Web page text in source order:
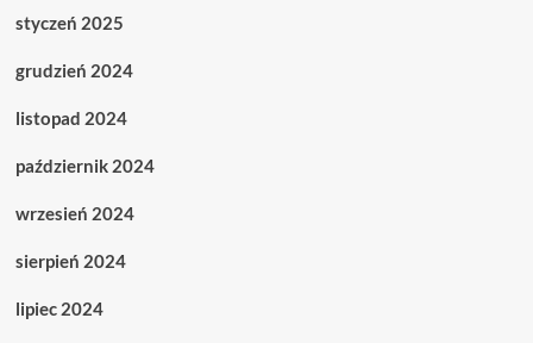
styczeń 2025
grudzień 2024
listopad 2024
październik 2024
wrzesień 2024
sierpień 2024
lipiec 2024